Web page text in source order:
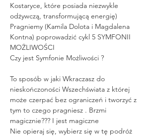
Kostaryce, które posiada niezwykle
odżywczą, transformującą energię)
Pragniemy (Kamila Dolota i Magdalena
Kontna) poprowadzić cykl 5 SYMFONII
MOŻLIWOŚCI
Czy jest Symfonie Możliwości ?
To sposób w jaki Wkraczasz do
nieskończoności Wszechświata z której
może czerpać bez ograniczeń i tworzyć z
tym to czego pragniesz . Brzmi
magicznie??? I jest magiczne
Nie opieraj się, wybierz się w tę podróż